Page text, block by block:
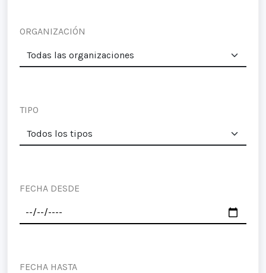
ORGANIZACIÓN
TIPO
FECHA DESDE
FECHA HASTA